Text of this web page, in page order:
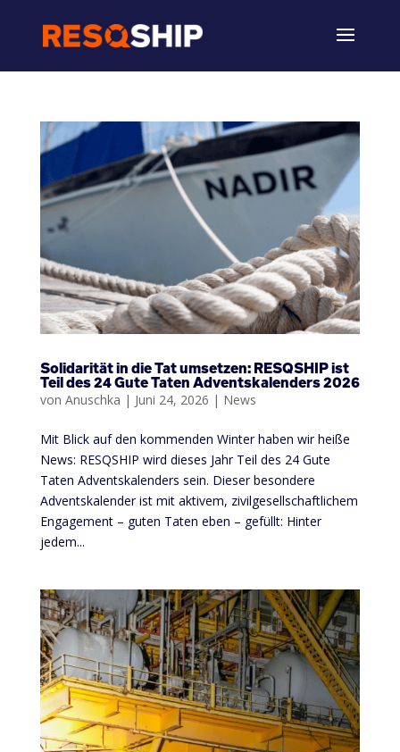
Solidarität in die Tat umsetzen: RESQSHIP ist
Teil des 24 Gute Taten Adventskalenders 2026
von Anuschka | Juni 24, 2026 | News
Mit Blick auf den kommenden Winter haben wir heiße
News: RESQSHIP wird dieses Jahr Teil des 24 Gute
Taten Adventskalenders sein. Dieser besondere
Adventskalender ist mit aktivem, zivilgesellschaftlichem
Engagement – guten Taten eben – gefüllt: Hinter
jedem...